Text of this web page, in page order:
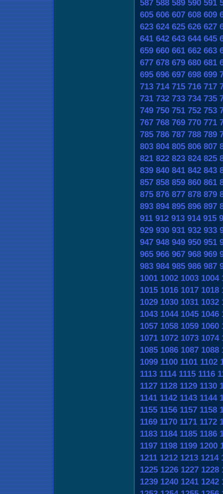
587 588 589 590 591
605 606 607 608 609
623 624 625 626 627
641 642 643 644 645
659 660 661 662 663
677 678 679 680 681
695 696 697 698 699
713 714 715 716 717
731 732 733 734 735
749 750 751 752 753
767 768 769 770 771
785 786 787 788 789
803 804 805 806 807
821 822 823 824 825
839 840 841 842 843
857 858 859 860 861
875 876 877 878 879
893 894 895 896 897
911 912 913 914 915
929 930 931 932 933
947 948 949 950 951
965 966 967 968 969
983 984 985 986 987
1001 1002 1003 1004
1015 1016 1017 1018
1029 1030 1031 1032
1043 1044 1045 1046
1057 1058 1059 1060
1071 1072 1073 1074
1085 1086 1087 1088
1099 1100 1101 1102
1113 1114 1115 1116
1127 1128 1129 1130
1141 1142 1143 1144
1155 1156 1157 1158
1169 1170 1171 1172
1183 1184 1185 1186
1197 1198 1199 1200
1211 1212 1213 1214
1225 1226 1227 1228
1239 1240 1241 1242